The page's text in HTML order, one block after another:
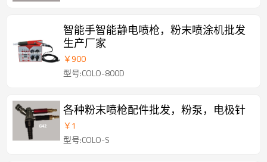
智能手智能静电喷枪，粉末喷涂机批发
生产厂家
￥900
型号:COLO-800D
各种粉末喷枪配件批发，粉泵，电极针
￥1
型号:COLO-S